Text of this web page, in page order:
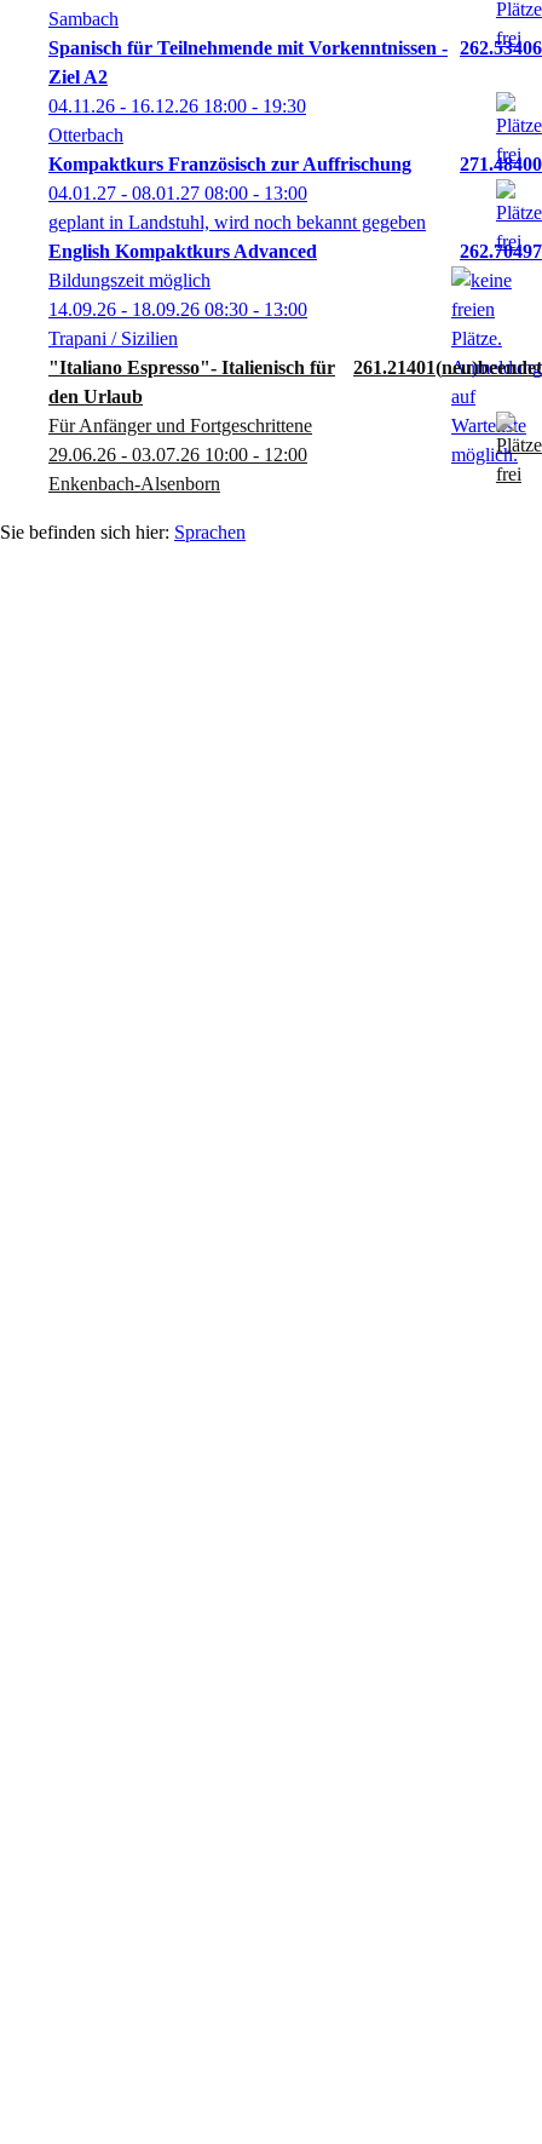
"Italiano Espresso"- Italienisch für
den Urlaub
261.21401 neu
Für Anfänger und Fortgeschrittene
29.06.26 - 03.07.26 10:00 - 12:00
Enkenbach-Alsenborn
English Kompaktkurs Advanced
262.70497
Bildungszeit möglich
14.09.26 - 18.09.26 08:30 - 13:00
Trapani / Sizilien
Sambach
Spanisch für Teilnehmende mit Vorkenntnissen -
Ziel A2
262.53406
04.11.26 - 16.12.26 18:00 - 19:30
Otterbach
Kompaktkurs Französisch zur Auffrischung
271.48400
04.01.27 - 08.01.27 08:00 - 13:00
geplant in Landstuhl, wird noch bekannt gegeben
Sprachen